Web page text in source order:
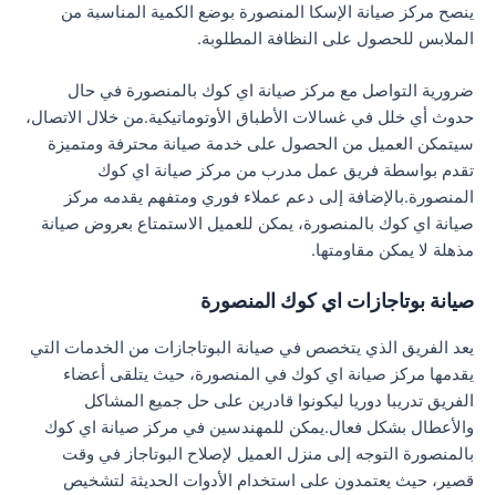
ينصح مركز صيانة الإسكا المنصورة بوضع الكمية المناسبة من
الملابس للحصول على النظافة المطلوبة.
ضرورية التواصل مع مركز صيانة اي كوك بالمنصورة في حال
حدوث أي خلل في غسالات الأطباق الأوتوماتيكية.من خلال الاتصال،
سيتمكن العميل من الحصول على خدمة صيانة محترفة ومتميزة
تقدم بواسطة فريق عمل مدرب من مركز صيانة اي كوك
المنصورة.بالإضافة إلى دعم عملاء فوري ومتفهم يقدمه مركز
صيانة اي كوك بالمنصورة، يمكن للعميل الاستمتاع بعروض صيانة
مذهلة لا يمكن مقاومتها.
صيانة بوتاجازات اي كوك المنصورة
يعد الفريق الذي يتخصص في صيانة البوتاجازات من الخدمات التي
يقدمها مركز صيانة اي كوك في المنصورة، حيث يتلقى أعضاء
الفريق تدريبا دوريا ليكونوا قادرين على حل جميع المشاكل
والأعطال بشكل فعال.يمكن للمهندسين في مركز صيانة اي كوك
بالمنصورة التوجه إلى منزل العميل لإصلاح البوتاجاز في وقت
قصير، حيث يعتمدون على استخدام الأدوات الحديثة لتشخيص